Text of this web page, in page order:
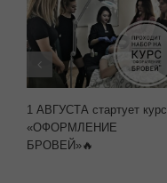
1 АВГУСТА стартует курс
«ОФОРМЛЕНИЕ
БРОВЕЙ»🔥